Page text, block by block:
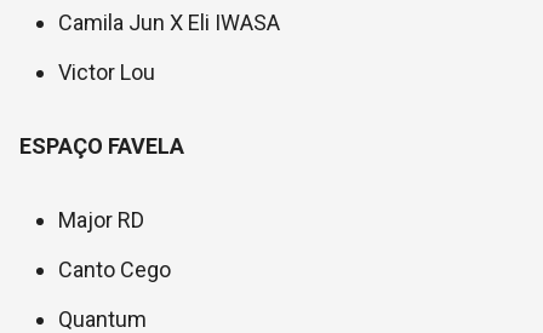
Camila Jun X Eli IWASA
Victor Lou
ESPAÇO FAVELA
Major RD
Canto Cego
Quantum